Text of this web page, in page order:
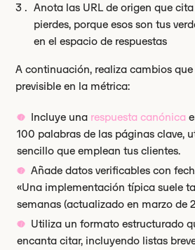
Anota las URL de origen que
pierdes, porque esos son tus
en el espacio de respuestas
A continuación, realiza cambios
previsible en la métrica:
Incluye una respuesta canónica
100 palabras de las páginas clave,
sencillo que emplean tus clientes.
Añade datos verificables con
«Una implementación típica suele
semanas (actualizado en marzo de
Utiliza un formato estructurado
encanta citar, incluyendo listas